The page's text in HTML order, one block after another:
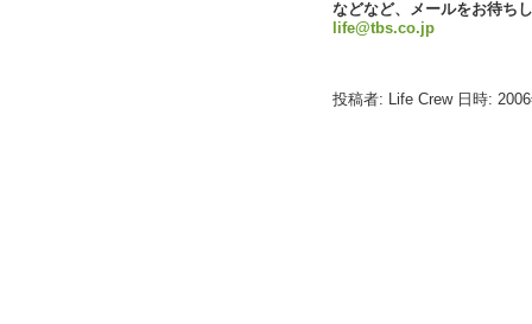
などなど、メールをお待ち
life@tbs.co.jp
投稿者: Life Crew 日時: